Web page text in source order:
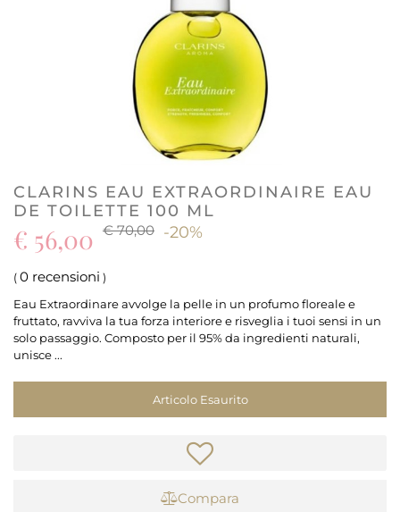
CLARINS EAU EXTRAORDINAIRE EAU
DE TOILETTE 100 ML
€ 70,00 -20%
€ 56,00
( 0 recensioni )
Eau Extraordinare avvolge la pelle in un profumo floreale e
fruttato, ravviva la tua forza interiore e risveglia i tuoi sensi in un
solo passaggio. Composto per il 95% da ingredienti naturali,
unisce ...
Articolo Esaurito
Compara